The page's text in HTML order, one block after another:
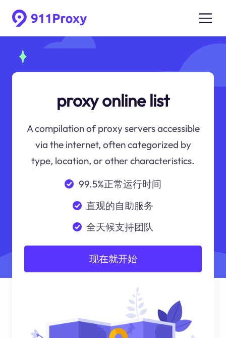
proxy online list
A compilation of proxy servers accessible
via the internet, often categorized by
type, location, or other characteristics.
99.5%正常运行时间
直观的自助服务
全天候支持团队
现在就开始